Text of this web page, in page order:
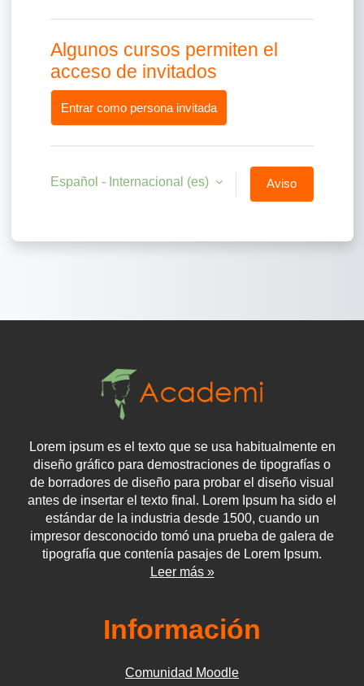
Algunos cursos permiten el
acceso de invitados
Entrar como persona invitada
Español - Internacional ‎(es)‎
Aviso
Lorem ipsum es el texto que se usa habitualmente en
diseño gráfico para demostraciones de tipografías o
de borradores de diseño para probar el diseño visual
antes de insertar el texto final. Lorem Ipsum ha sido el
estándar de la industria desde 1500, cuando un
impresor desconocido tomó una prueba de galera de
tipografía que contenía pasajes de Lorem Ipsum.
Leer más »
Información
Comunidad Moodle